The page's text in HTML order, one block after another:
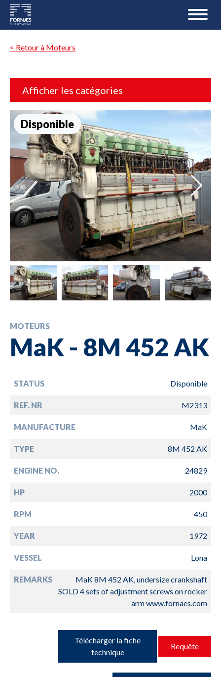
< Retour à Moteurs
Afficher les catégories
Disponible
MOTEURS
MaK - 8M 452 AK
STATUS Disponible
REF. NR M2313
MANUFACTURE MaK
TYPE 8M 452 AK
ENGINE NO. 24829
HP 2000
RPM 450
YEAR 1972
VESSEL Lona
REMARKS
MaK 8M 452 AK, undersize crankshaft
SOLD 4 sets of adjustment screws on rocker
arm www.fornaes.com
Télécharger la fiche
technique
Requête